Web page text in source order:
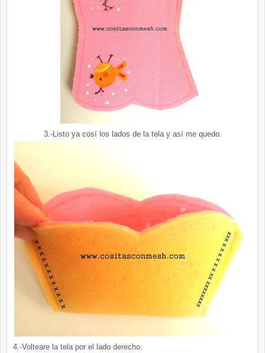
3.-Listo ya cosí los lados de la tela y así me quedo.
4.-Volteare la tela por el lado derecho.